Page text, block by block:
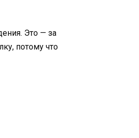
Это — за
потому что